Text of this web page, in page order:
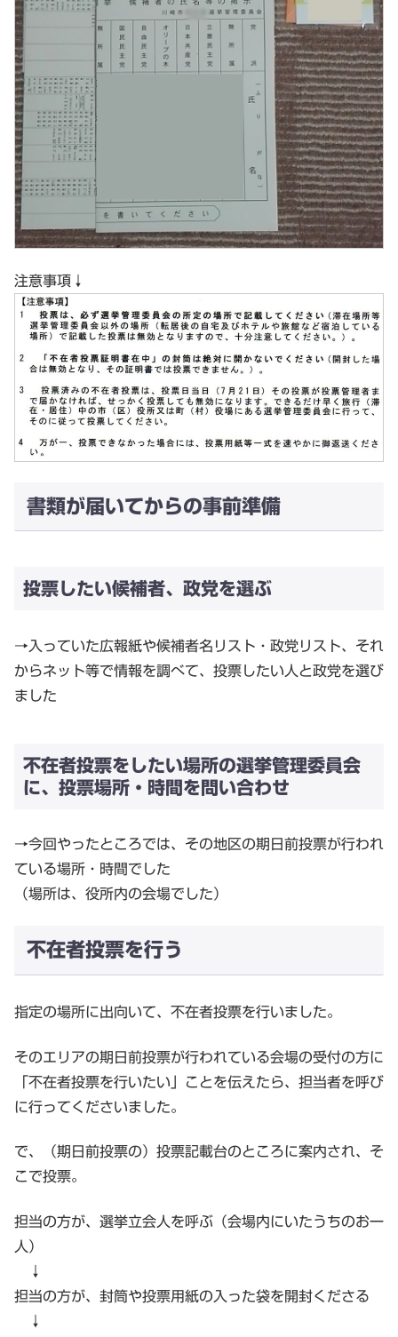
注意事項↓
書類が届いてからの事前準備
投票したい候補者、政党を選ぶ
→入っていた広報紙や候補者名リスト・政党リスト、それ
からネット等で情報を調べて、投票したい人と政党を選び
ました
不在者投票をしたい場所の選挙管理委員会
に、投票場所・時間を問い合わせ
→今回やったところでは、その地区の期日前投票が行われ
ている場所・時間でした
（場所は、役所内の会場でした）
不在者投票を行う
指定の場所に出向いて、不在者投票を行いました。
そのエリアの期日前投票が行われている会場の受付の方に
「不在者投票を行いたい」ことを伝えたら、担当者を呼び
に行ってくださいました。
で、（期日前投票の）投票記載台のところに案内され、そ
こで投票。
担当の方が、選挙立会人を呼ぶ（会場内にいたうちのお一
人）
↓
担当の方が、封筒や投票用紙の入った袋を開封くださる
↓